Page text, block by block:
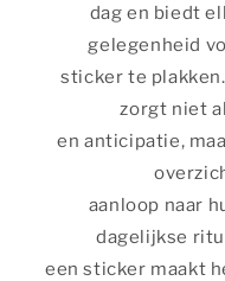
dag en biedt
gelegenheid
sticker te
zorgt niet
en anticipatie,
aanloop naar
dagelijkse
een sticker maakt